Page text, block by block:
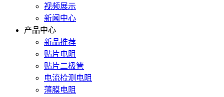
视频展示
新闻中心
产品中心
新品推荐
贴片电阻
贴片二极管
电流检测电阻
薄膜电阻